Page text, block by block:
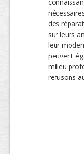
des
sur leurs
leur
peuvent
milieu
refusons